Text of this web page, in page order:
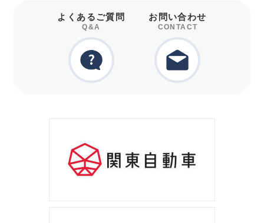
よくあるご質問
Q&A
お問い合わせ
CONTACT